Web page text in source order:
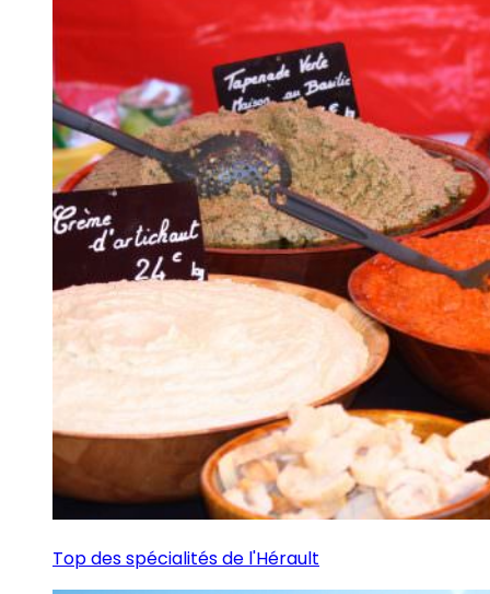
Top des spécialités de l'Hérault